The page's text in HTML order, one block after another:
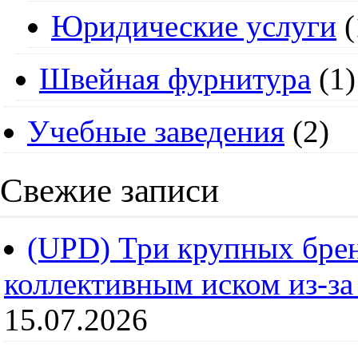
Юридические услуги
Швейная фурнитура (1)
Учебные заведения (2)
Свежие записи
(UPD) Три крупных
коллективным иском из-
15.07.2026